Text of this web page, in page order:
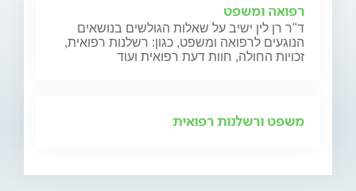
רפואה ומשפט
ד"ר רן לין ישיב על שאלות הגולשים בנושאים
הנוגעים לרפואה ומשפט, כגון: רשלנות רפואית,
זכויות החולה, חוות דעת רפואית ועוד
משפט ורשלנות רפואית